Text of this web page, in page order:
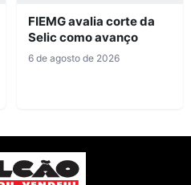
FIEMG avalia corte da
Selic como avanço
6 de agosto de 2026